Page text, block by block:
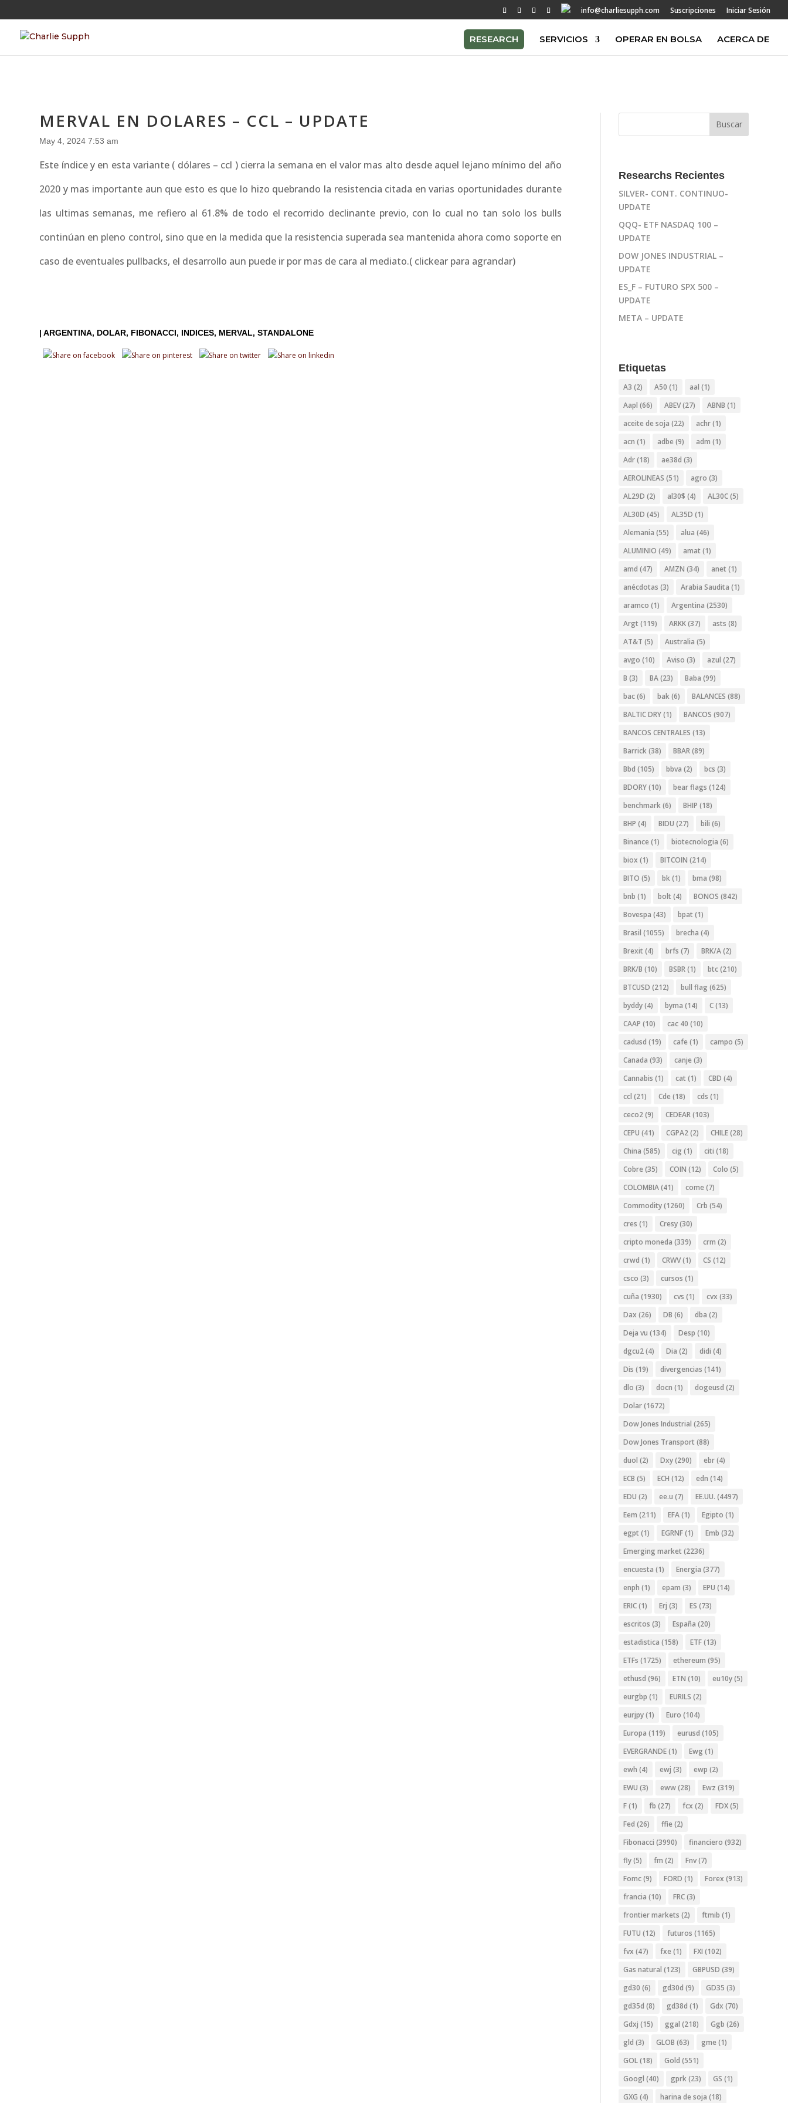
info@charliesupph.com Suscripciones Iniciar Sesión
RESEARCH SERVICIOS OPERAR EN BOLSA ACERCA DE
MERVAL EN DOLARES – CCL – UPDATE
May 4, 2024 7:53 am
Este índice y en esta variante ( dólares – ccl ) cierra la semana en el valor mas alto desde aquel lejano mínimo del año
2020 y mas importante aun que esto es que lo hizo quebrando la resistencia citada en varias oportunidades durante
las ultimas semanas, me refiero al 61.8% de todo el recorrido declinante previo, con lo cual no tan solo los bulls
continúan en pleno control, sino que en la medida que la resistencia superada sea mantenida ahora como soporte en
caso de eventuales pullbacks, el desarrollo aun puede ir por mas de cara al mediato.( clickear para agrandar)
|ARGENTINA DOLAR FIBONACCI INDICES MERVAL STANDALONE
Researchs Recientes
SILVER- CONT. CONTINUO-
UPDATE
QQQ- ETF NASDAQ 100 –
UPDATE
DOW JONES INDUSTRIAL –
UPDATE
ES_F – FUTURO SPX 500 –
UPDATE
META – UPDATE
Etiquetas
A3 (2) A50 (1) aal (1)
Aapl (66) ABEV(27) ABNB (1)
aceite de soja (22) achr(1)
acn (1) adbe (9) adm (1)
Adr(18) ae38d (3)
AEROLINEAS (51) agro (3)
AL29D (2) al30$ (4) AL30C(5)
AL30D (45) AL35D (1)
Alemania (55) alua (46)
ALUMINIO (49) amat (1)
amd (47) AMZN (34) anet (1)
anécdotas (3) Arabia Saudita (1)
aramco (1) Argentina (2530)
Argt (119) ARKK(37) asts (8)
AT&T (5) Australia (5)
avgo (10) Aviso (3) azul (27)
B (3) BA(23) Baba (99)
bac(6) bak(6) BALANCES (88)
BALTIC DRY(1) BANCOS (907)
BANCOS CENTRALES (13)
Barrick(38) BBAR(89)
Bbd (105) bbva (2) bcs (3)
BDORY(10) bear flags (124)
benchmark(6) BHIP (18)
BHP (4) BIDU (27) bili (6)
Binance (1) biotecnologia (6)
biox (1) BITCOIN (214)
BITO (5) bk(1) bma (98)
bnb (1) bolt (4) BONOS (842)
Bovespa (43) bpat (1)
Brasil (1055) brecha (4)
Brexit (4) brfs (7) BRK/A(2)
BRK/B (10) BSBR(1) btc(210)
BTCUSD (212) bull flag (625)
byddy(4) byma (14) C(13)
CAAP (10) cac 40 (10)
cadusd (19) cafe (1) campo (5)
Canada (93) canje (3)
Cannabis (1) cat (1) CBD (4)
ccl (21) Cde (18) cds (1)
ceco2(9) CEDEAR(103)
CEPU (41) CGPA2(2) CHILE(28)
China (585) cig (1) citi (18)
Cobre (35) COIN (12) Colo (5)
COLOMBIA(41) come (7)
Commodity(1260) Crb (54)
cres (1) Cresy(30)
cripto moneda (339) crm (2)
crwd (1) CRWV(1) CS (12)
csco (3) cursos (1)
cuña (1930) cvs (1) cvx (33)
Dax (26) DB (6) dba (2)
Deja vu (134) Desp (10)
dgcu2(4) Dia (2) didi (4)
Dis (19) divergencias (141)
dlo (3) docn (1) dogeusd (2)
Dolar(1672)
Dow Jones Industrial (265)
Dow Jones Transport (88)
duol (2) Dxy(290) ebr(4)
ECB (5) ECH (12) edn (14)
EDU (2) ee.u (7) EE.UU. (4497)
Eem (211) EFA(1) Egipto (1)
egpt (1) EGRNF(1) Emb (32)
Emerging market (2236)
encuesta (1) Energia (377)
enph (1) epam (3) EPU (14)
ERIC(1) Erj (3) ES (73)
escritos (3) España (20)
estadistica (158) ETF(13)
ETFs (1725) ethereum (95)
ethusd (96) ETN (10) eu10y(5)
eurgbp (1) EURILS (2)
eurjpy(1) Euro (104)
Europa (119) eurusd (105)
EVERGRANDE(1) Ewg (1)
ewh (4) ewj (3) ewp (2)
EWU (3) eww(28) Ewz (319)
F(1) fb (27) fcx (2) FDX(5)
Fed (26) ffie (2)
Fibonacci (3990) financiero (932)
fly(5) fm (2) Fnv(7)
Fomc(9) FORD (1) Forex (913)
francia (10) FRC(3)
frontier markets (2) ftmib (1)
FUTU (12) futuros (1165)
fvx (47) fxe (1) FXI (102)
Gas natural (123) GBPUSD (39)
gd30 (6) gd30d (9) GD35 (3)
gd35d (8) gd38d (1) Gdx (70)
Gdxj (15) ggal (218) Ggb (26)
gld (3) GLOB (63) gme (1)
GOL(18) Gold (551)
Googl (40) gprk(23) GS (1)
GXG (4) harina de soja (18)